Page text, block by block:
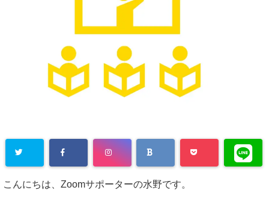
こんにちは、Zoomサポーターの水野です。